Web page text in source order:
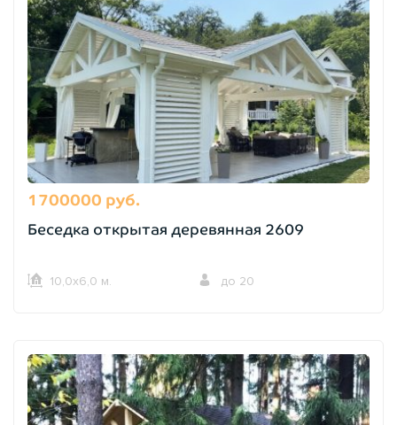
1700000 руб.
Беседка открытая деревянная 2609
10,0х6,0 м. до 20